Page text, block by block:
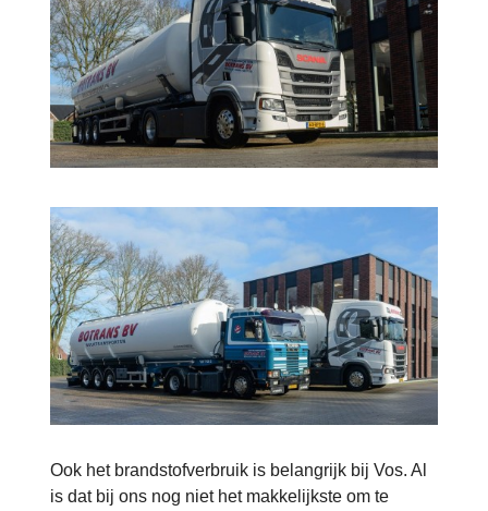
Ook het brandstofverbruik is belangrijk bij Vos. Al
is dat bij ons nog niet het makkelijkste om te